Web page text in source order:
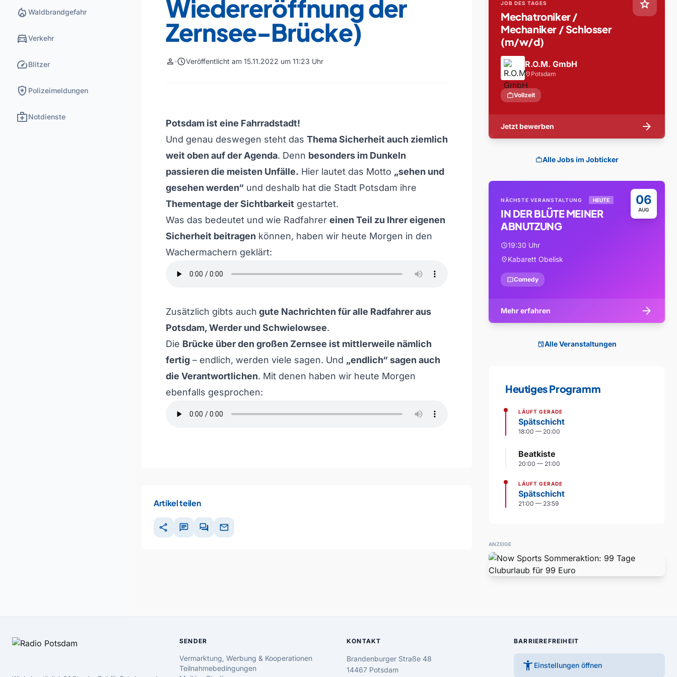
local_fire_department Waldbrandgefahr
directions_carVerkehr
speedBlitzer
local_police Polizeimeldungen
medical_servicesNotdienste
Wiedereröffnung der
Zernsee-Brücke)
person scheduleVeröffentlicht am 15.11.2022 um 11:23 Uhr
Potsdam ist eine Fahrradstadt!
Und genau deswegen steht das Thema Sicherheit auch ziemlich
weit oben auf der Agenda. Denn besonders im Dunkeln
passieren die meisten Unfälle. Hier lautet das Motto „sehen und
gesehen werden“ und deshalb hat die Stadt Potsdam ihre
Thementage der Sichtbarkeit gestartet.
Was das bedeutet und wie Radfahrer einen Teil zu Ihrer eigenen
Sicherheit beitragen können, haben wir heute Morgen in den
Wachermachern geklärt:
Zusätzlich gibts auch gute Nachrichten für alle Radfahrer aus
Potsdam, Werder und Schwielowsee.
Die Brücke über den großen Zernsee ist mittlerweile nämlich
fertig – endlich, werden viele sagen. Und „endlich“ sagen auch
die Verantwortlichen. Mit denen haben wir heute Morgen
ebenfalls gesprochen:
Artikel teilen
share chat forum mail
star
JOB DES TAGES
Mechatroniker /
Mechaniker / Schlosser
(m/w/d)
R.O.M. GmbH
location_on Potsdam
workVollzeit
Jetzt bewerben arrow_forward
workAlle Jobs im Jobticker
06
AUG
NÄCHSTE VERANSTALTUNG HEUTE
IN DER BLÜTE MEINER
ABNUTZUNG
schedule19:30 Uhr
location_onKabarett Obelisk
confirmation_numberComedy
Mehr erfahren arrow_forward
eventAlle Veranstaltungen
Heutiges Programm
LÄUFT GERADE
Spätschicht
18:00 — 20:00
Beatkiste
20:00 — 21:00
LÄUFT GERADE
Spätschicht
21:00 — 23:59
ANZEIGE
SENDER
Vermarktung, Werbung & Kooperationen
Teilnahmebedingungen
KONTAKT
Brandenburger Straße 48
14467 Potsdam
BARRIEREFREIHEIT
accessibility_new Einstellungen öffnen